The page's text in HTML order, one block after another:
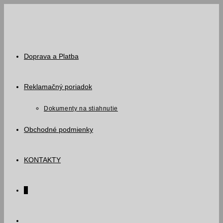
Doprava a Platba
Reklamačný poriadok
Dokumenty na stiahnutie
Obchodné podmienky
KONTAKTY